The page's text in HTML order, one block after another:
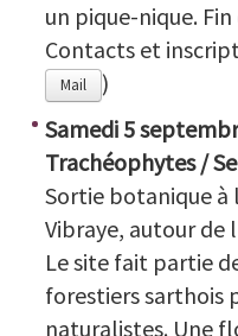
un pique-nique.
Contacts et
Mail
)
Samedi 5
Trachéophytes /
Sortie botanique à
Vibraye, autour de
Le site fait partie
forestiers sarthois
naturalistes. Une